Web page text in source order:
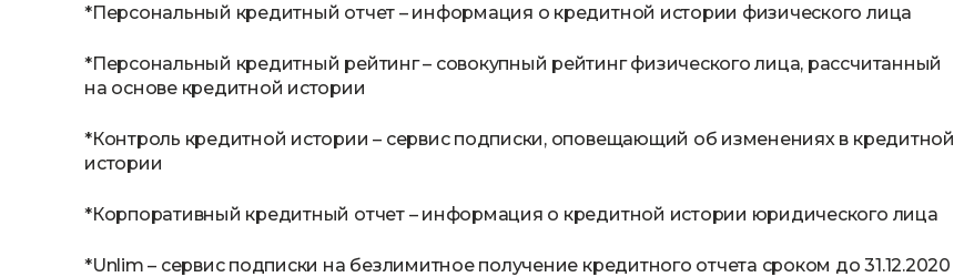
*Персональный кредитный отчет – информация о кредитной истории физического лица
*Персональный кредитный рейтинг – совокупный рейтинг физического лица, рассчитанный
на основе кредитной истории
*Контроль кредитной истории – сервис подписки, оповещающий об изменениях в кредитной
истории
*Корпоративный кредитный отчет – информация о кредитной истории юридического лица
*Unlim – сервис подписки на безлимитное получение кредитного отчета сроком до 31.12.2020